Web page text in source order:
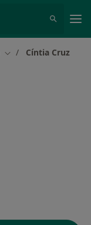
Mudar de cidade
Cíntia Cruz